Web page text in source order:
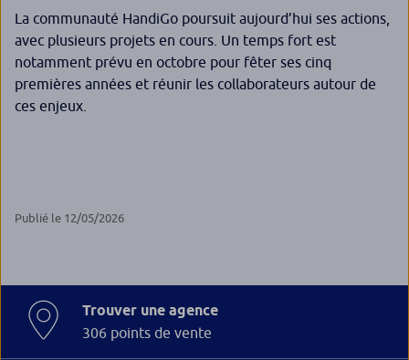
La communauté HandiGo poursuit aujourd’hui ses actions,
avec plusieurs projets en cours. Un temps fort est
notamment prévu en octobre pour fêter ses cinq
premières années et réunir les collaborateurs autour de
ces enjeux.
Publié le 12/05/2026
Trouver une agence
306 points de vente